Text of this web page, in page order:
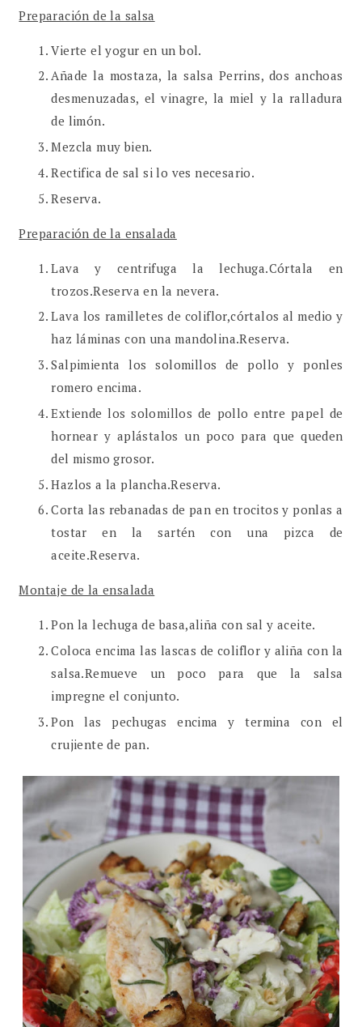
Preparación de la salsa
Vierte el yogur en un bol.
Añade la mostaza, la salsa Perrins, dos anchoas
desmenuzadas, el vinagre, la miel y la ralladura
de limón.
Mezcla muy bien.
Rectifica de sal si lo ves necesario.
Reserva.
Preparación de la ensalada
Lava y centrifuga la lechuga.Córtala en
trozos.Reserva en la nevera.
Lava los ramilletes de coliflor,córtalos al medio y
haz láminas con una mandolina.Reserva.
Salpimienta los solomillos de pollo y ponles
romero encima.
Extiende los solomillos de pollo entre papel de
hornear y aplástalos un poco para que queden
del mismo grosor.
Hazlos a la plancha.Reserva.
Corta las rebanadas de pan en trocitos y ponlas a
tostar en la sartén con una pizca de
aceite.Reserva.
Montaje de la ensalada
Pon la lechuga de basa,aliña con sal y aceite.
Coloca encima las lascas de coliflor y aliña con la
salsa.Remueve un poco para que la salsa
impregne el conjunto.
Pon las pechugas encima y termina con el
crujiente de pan.